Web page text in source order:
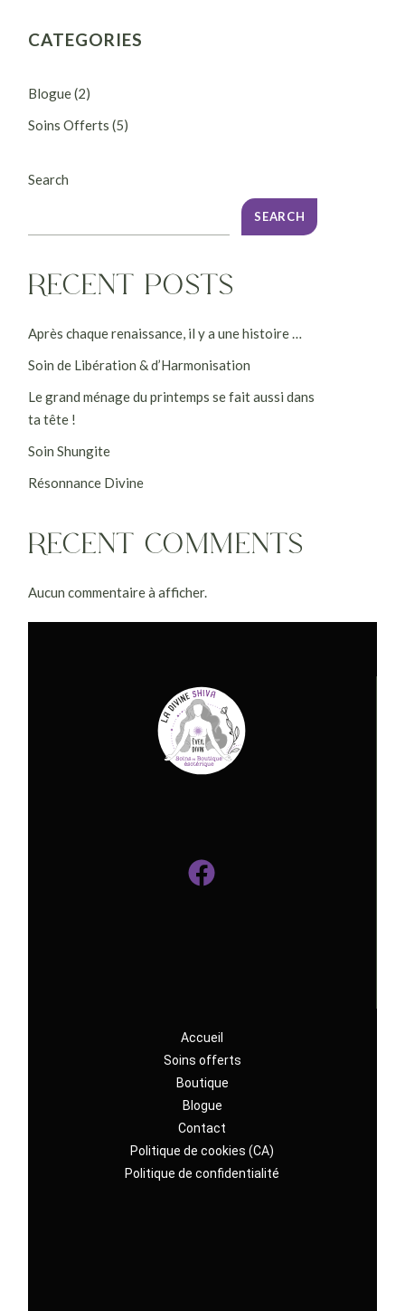
CATEGORIES
Blogue(2)
Soins Offerts (5)
Search
SEARCH
RECENT POSTS
Après chaque renaissance, il y a une histoire …
Soin de Libération & d’Harmonisation
Le grand ménage du printemps se fait aussi dans
ta tête !
Soin Shungite
Résonnance Divine
RECENT COMMENTS
Aucun commentaire à afficher.
Accueil
Soins offerts
Boutique
Blogue
Contact
Politique de cookies (CA)
Politique de confidentialité